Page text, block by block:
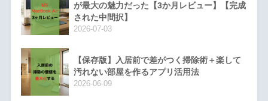
が最大の魅力だった【3か月レビュー】【完成
された中間択】
2026-07-03
【保存版】入居前で差がつく掃除術＋楽して
汚れない部屋を作るアプリ活用法
2026-06-09